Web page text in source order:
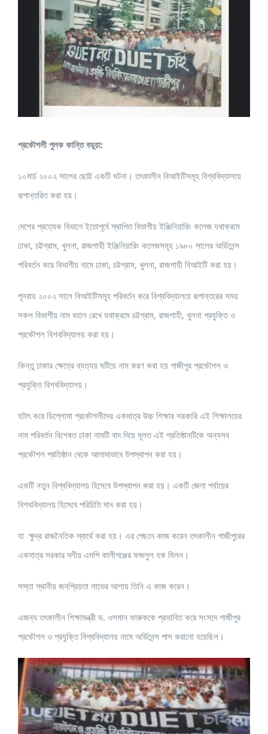
Image
প্রকৌশলী পুলক কান্তি বডুয়া:
১০মার্চ ২০০২ সালের ছোট্ট একটি ঘটনা। তৎকালীন বিআইটিসমূহ বিশ্ববিদ্যালয়ে
রূপান্তরিত করা হয়।
দেশের প্রত্যেক বিভাগে ইতোপূর্বে স্থাপিত বিভাগীয় ইঞ্জিনিয়ারিং কলেজ যথাক্রমে
ঢাকা, চট্টগ্রাম, খুলনা, রাজশাহী ইঞ্জিনিয়ারিং কলেজসমূহ ১৯৮০ সালের অর্ডিনেন্স
পরিবর্তন করে বিভাগীয় নামে ঢাকা, চট্টগ্রাম, খুলনা, রাজশাহী বিআইটি করা হয়।
পূনরায় ২০০২ সালে বিআইটিসমূহ পরিবর্তন করে বিশ্ববিদ্যালয়ে রূপান্তরের সময়
সকল বিভাগীয় নাম বহাল রেখে যথাক্রমে চট্টগ্রাম, রাজশাহী, খুলনা প্রযুক্তি ও
প্রকৌশল বিশববিদ্যালয় করা হয়।
কিন্তু ঢাকার ক্ষেত্রে ব্যত্যয় ঘটিয়ে নাম করণ করা হয় গাজীপুর প্রকৌশল ও
প্রযুক্তি বিশববিদ্যালয়।
হটাৎ করে ডিপ্লোমা প্রকৌশলীদের একমাত্র উচ্চ শিক্ষার সরকারি এই শিক্ষালয়ের
নাম পরিবর্তন বিশেষত ঢাকা নামটি বাদ দিয়ে মূলত এই প্রতিষ্ঠানটিকে অন্যসব
প্রকৌশল প্রতিষ্ঠান থেকে আলাদাভাবে উপস্থাপন করা হয়।
একটি নতুন বিশ্ববিদ্যালয় হিসেবে উপস্থাপন করা হয়। একটি জেলা পর্যায়ের
বিশববিদ্যালয় হিসেবে পরিচিতি দান করা হয়।
যা ক্ষুদ্র রাজনৈতিক স্বার্থে করা হয়। এর পেছনে কাজ করেন তৎকালীন গাজীপুরের
একমাত্র সরকার দলীয় এমপি কালীগঞ্জের ফজলুল হক মিলন।
সস্তা স্থানীয় জনপ্রিয়তা লাভের আশায় তিনি এ কাজ করেন।
এজন্য তৎকালীন শিক্ষামন্ত্রী ড. ওসমান ফারুককে প্রভাবিত করে সংসদে গাজীপুর
প্রকৌশল ও প্রযুক্তি বিশ্ববিদ্যালয় নামে অর্ডিনেন্স পাস করানো হয়েছিল।